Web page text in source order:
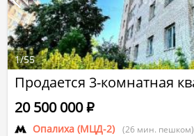
Продается 3-комнатная
Опалиха (МЦД-2) (26 мин. пешком)
20 500 000Р
1/55